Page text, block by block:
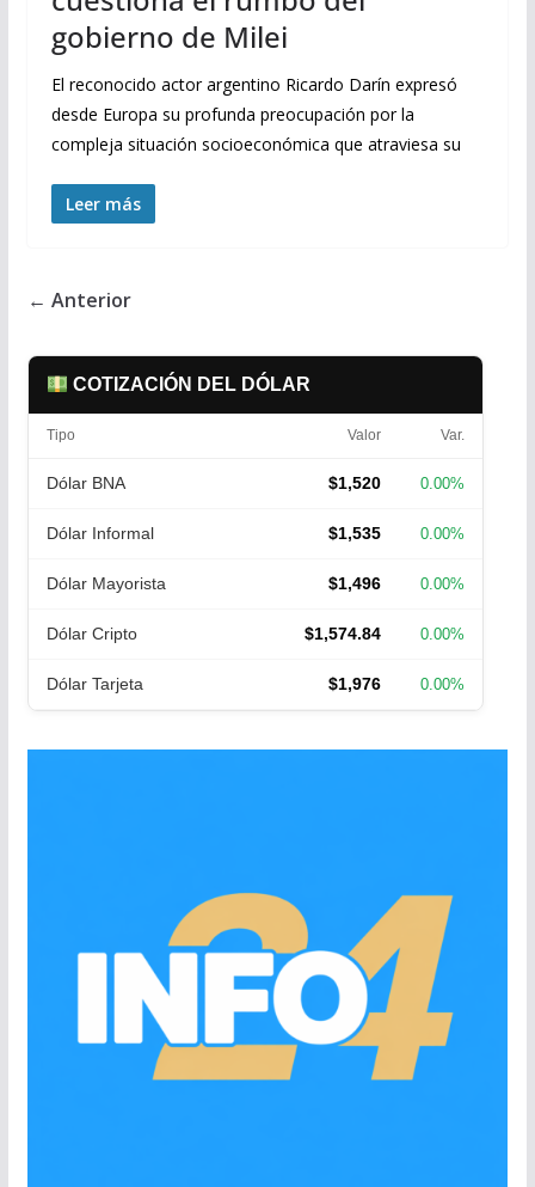
gobierno de Milei
El reconocido actor argentino Ricardo Darín expresó
desde Europa su profunda preocupación por la
compleja situación socioeconómica que atraviesa su
Leer más
← Anterior
COTIZACIÓN DEL DÓLAR
Tipo Valor Var.
Dólar BNA $1,520 0.00%
Dólar Informal $1,535 0.00%
Dólar Mayorista $1,496 0.00%
Dólar Cripto $1,574.84 0.00%
Dólar Tarjeta $1,976 0.00%